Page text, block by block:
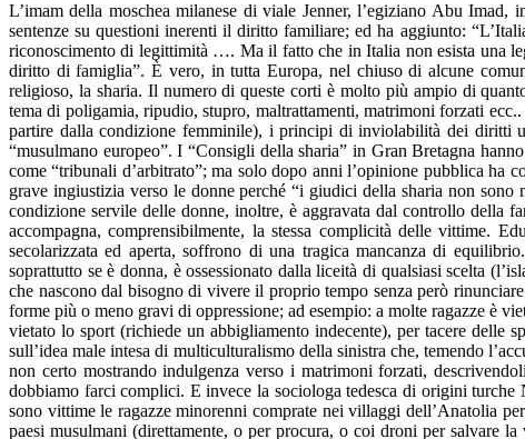
L’imam della moschea milanese di viale Jenner, l’egiziano Abu
sentenze su questioni inerenti il diritto familiare; ed ha aggiunto:
riconoscimento di legittimità …. Ma il fatto che in Italia non esista una
diritto di famiglia”. È vero, in tutta Europa, nel chiuso di alcune
religioso, la sharia. Il numero di queste corti è molto più ampio di
tema di poligamia, ripudio, stupro, maltrattamenti, matrimoni forzati
partire dalla condizione femminile), i principi di inviolabilità dei diritti
“musulmano europeo”. I “Consigli della sharia” in Gran Bretagna
come “tribunali d’arbitrato”; ma solo dopo anni l’opinione pubblica ha
grave ingiustizia verso le donne perché “i giudici della sharia non
condizione servile delle donne, inoltre, è aggravata dal controllo della
accompagna, comprensibilmente, la stessa complicità delle vittime.
secolarizzata ed aperta, soffrono di una tragica mancanza di
soprattutto se è donna, è ossessionato dalla liceità di qualsiasi scelta
che nascono dal bisogno di vivere il proprio tempo senza però
forme più o meno gravi di oppressione; ad esempio: a molte ragazze è
vietato lo sport (richiede un abbigliamento indecente), per tacere delle
sull’idea male intesa di multiculturalismo della sinistra che, temendo
non certo mostrando indulgenza verso i matrimoni forzati,
dobbiamo farci complici. E invece la sociologa tedesca di origini
sono vittime le ragazze minorenni comprate nei villaggi dell’Anatolia
paesi musulmani (direttamente, o per procura, o coi droni per salvare